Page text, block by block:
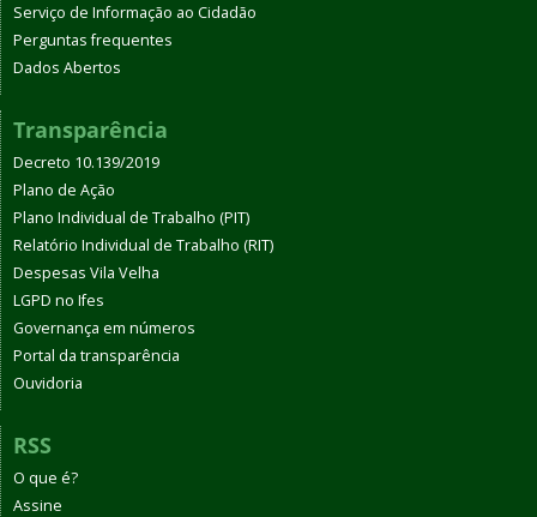
Serviço de Informação ao Cidadão
Perguntas frequentes
Dados Abertos
Transparência
Decreto 10.139/2019
Plano de Ação
Plano Individual de Trabalho (PIT)
Relatório Individual de Trabalho (RIT)
Despesas Vila Velha
LGPD no Ifes
Governança em números
Portal da transparência
Ouvidoria
RSS
O que é?
Assine